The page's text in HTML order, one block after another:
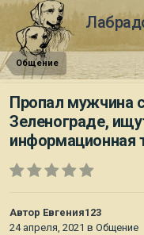
Общение
Пропал мужчина
Зеленограде,
информационная
Автор Евгения123
24 апреля, 2021 в Общение